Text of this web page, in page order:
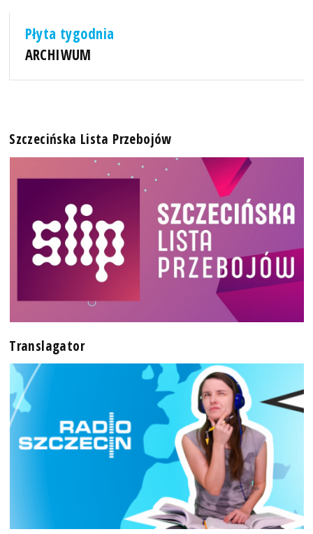
Płyta tygodnia
ARCHIWUM
Szczecińska Lista Przebojów
Translagator